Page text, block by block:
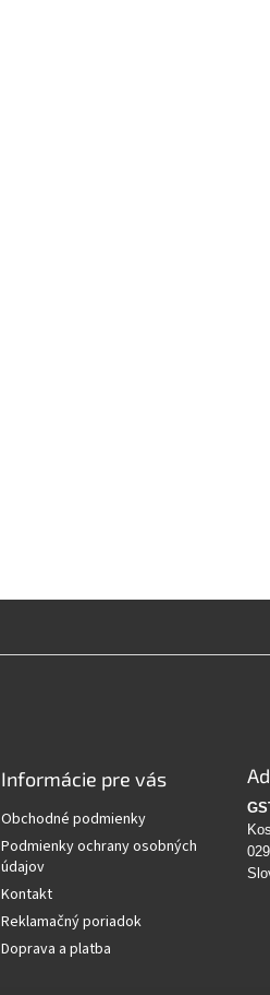
Informácie pre vás
Obchodné podmienky
Podmienky ochrany osobných
údajov
Kontakt
Reklamačný poriadok
Doprava a platba